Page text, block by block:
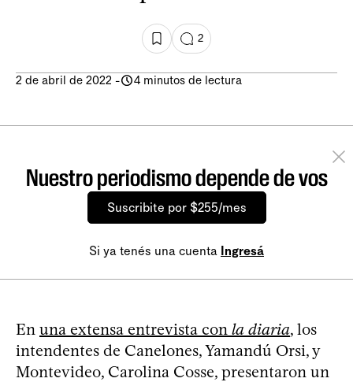
2
2 de abril de 2022 - 4 minutos de lectura
Nuestro periodismo depende de vos
Suscribite por $255/mes
Si ya tenés una cuenta Ingresá
En una extensa entrevista con la diaria, los
intendentes de Canelones, Yamandú Orsi, y
Montevideo, Carolina Cosse, presentaron un